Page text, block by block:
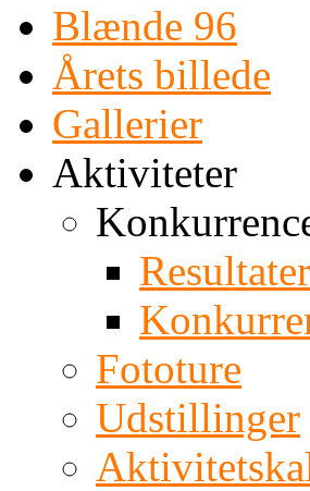
Blænde 96
Årets billede
Gallerier
Aktiviteter
Resultater
Fototure
Udstillinger